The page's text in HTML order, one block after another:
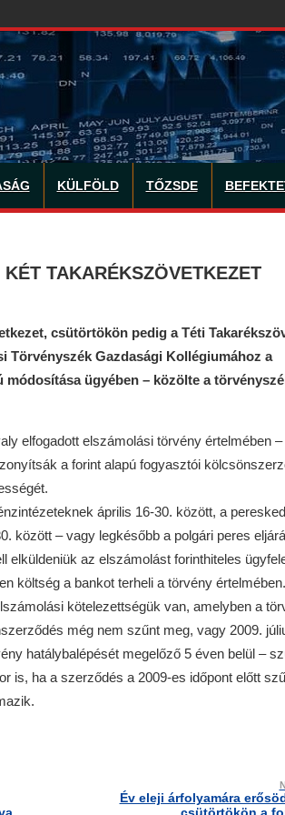
KÜLFÖLD TŐZSDE
TAKARÉKSZÖVETKEZET
csütörtökön pedig a Téti
Törvényszék Gazdasági Kollégiumához a
ügyében – közölte a
elfogadott elszámolási törvény értelmében –
a forint alapú fogyasztói
április 16-30. között, a
között – vagy legkésőbb a polgári peres
elküldeniük az elszámolást forinthiteles
költség a bankot terheli a törvény értelmében.
kötelezettségük van, amelyben a
még nem szűnt meg, vagy 2009.
hatálybalépését megelőző 5 éven belül –
is, ha a szerződés a 2009-es időpont előtt
Év eleji árfolyamára